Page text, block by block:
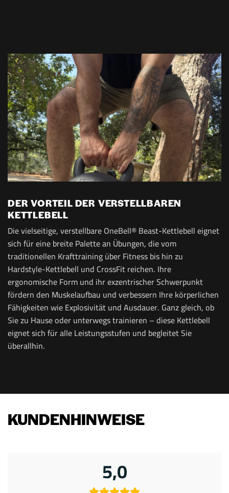
DER VORTEIL DER VERSTELLBAREN
KETTLEBELL
Die vielseitige, verstellbare OneBell® Beast-Kettlebell eignet
sich für eine breite Palette an Übungen, die vom
traditionellen Krafttraining über Fitness bis hin zu
Hardstyle-Kettlebell und CrossFit reichen. Ihre
ergonomische Form und ihr exzentrischer Schwerpunkt
fördern den Muskelaufbau und verbessern Ihre körperlichen
Fähigkeiten wie Explosivität und Ausdauer. Ganz gleich, ob
Sie zu Hause oder unterwegs trainieren – diese Kettlebell
eignet sich für alle Leistungsstufen und begleitet Sie
überallhin.
KUNDENHINWEISE
5,0